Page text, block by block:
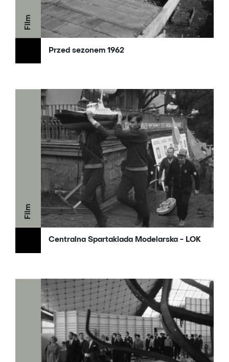
Film
Przed sezonem 1962
Film
Centralna Spartakiada Modelarska - LOK